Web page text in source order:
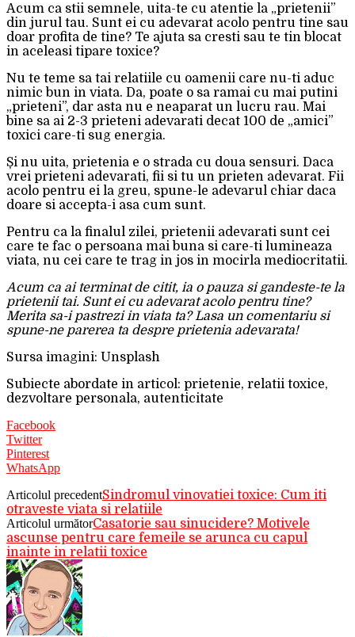
Acum ca stii semnele, uita-te cu atentie la „prietenii”
din jurul tau. Sunt ei cu adevarat acolo pentru tine sau
doar profita de tine? Te ajuta sa cresti sau te tin blocat
in aceleasi tipare toxice?
Nu te teme sa tai relatiile cu oamenii care nu-ti aduc
nimic bun in viata. Da, poate o sa ramai cu mai putini
„prieteni”, dar asta nu e neaparat un lucru rau. Mai
bine sa ai 2-3 prieteni adevarati decat 100 de „amici”
toxici care-ti sug energia.
Și nu uita, prietenia e o strada cu doua sensuri. Daca
vrei prieteni adevarati, fii si tu un prieten adevarat. Fii
acolo pentru ei la greu, spune-le adevarul chiar daca
doare si accepta-i asa cum sunt.
Pentru ca la finalul zilei, prietenii adevarati sunt cei
care te fac o persoana mai buna si care-ti lumineaza
viata, nu cei care te trag in jos in mocirla mediocritatii.
Acum ca ai terminat de citit, ia o pauza si gandeste-te la
prietenii tai. Sunt ei cu adevarat acolo pentru tine?
Merita sa-i pastrezi in viata ta? Lasa un comentariu si
spune-ne parerea ta despre prietenia adevarata!
Sursa imagini: Unsplash
Subiecte abordate in articol: prietenie, relatii toxice,
dezvoltare personala, autenticitate
Facebook
Twitter
Pinterest
WhatsApp
Articolul precedentSindromul vinovatiei toxice: Cum iti
otraveste viata si relatiile
Articolul următorCasatorie sau sinucidere? Motivele
ascunse pentru care femeile se arunca cu capul
inainte in relatii toxice